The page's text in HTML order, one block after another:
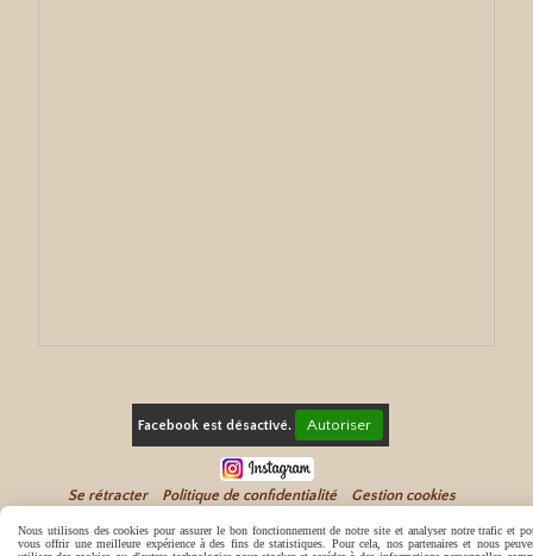
Facebook est désactivé. Autoriser
Se rétracter Politique de confidentialité
Gestion cookies
Nous utilisons des cookies pour assurer le bon fonctionnement de notre site et analyser notre trafic et
vous offrir une meilleure expérience à des fins de statistiques. Pour cela, nos partenaires et nous